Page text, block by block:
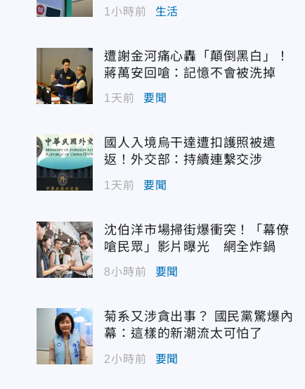
1小時前 生活
遭謝金河痛心轟「顛倒黑白」！
蔣萬安回嗆：記憶不會被洗掉
1天前 要聞
國人入境烏干達遭扣護照被遣
返！外交部：持續連繫交涉
1天前 要聞
沈伯洋市場掃街爆衝突！「幕僚
嗆民眾」影片曝光 網全炸鍋
8小時前 要聞
菊系又涉貪出事？ 國民黨驚爆內
幕：這樣的新潮流太可怕了
2小時前 要聞